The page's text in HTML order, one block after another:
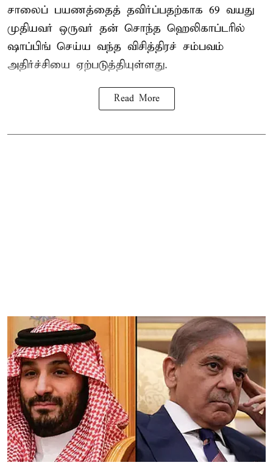
சாலைப் பயணத்தைத் தவிர்ப்பதற்காக 69 வயது
முதியவர் ஒருவர் தன் சொந்த ஹெலிகாப்டரில்
ஷாப்பிங் செய்ய வந்த விசித்திரச் சம்பவம்
அதிர்ச்சியை ஏற்படுத்தியுள்ளது.
Read More